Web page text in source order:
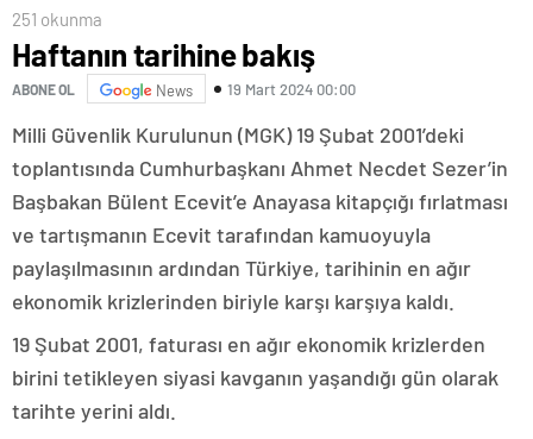
251 okunma
Haftanın tarihine bakış
ABONE OL News 19 Mart 2024 00:00
Milli Güvenlik Kurulunun (MGK) 19 Şubat 2001’deki
toplantısında Cumhurbaşkanı Ahmet Necdet Sezer’in
Başbakan Bülent Ecevit’e Anayasa kitapçığı fırlatması
ve tartışmanın Ecevit tarafından kamuoyuyla
paylaşılmasının ardından Türkiye, tarihinin en ağır
ekonomik krizlerinden biriyle karşı karşıya kaldı.
19 Şubat 2001, faturası en ağır ekonomik krizlerden
birini tetikleyen siyasi kavganın yaşandığı gün olarak
tarihte yerini aldı.